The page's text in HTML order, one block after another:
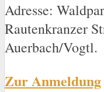
Adresse:
Rautenkranzer
Auerbach/Vogtl.
Zur Anmeldung